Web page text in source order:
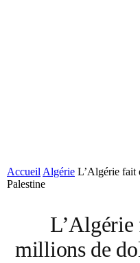
Accueil Algérie L’Algérie fait
Palestine
L’Algérie
millions de